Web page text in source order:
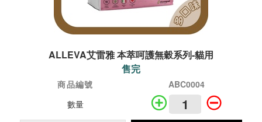
ALLEVA艾雷雅 本萃呵護無穀系列-貓用
售完
商品編號
ABC0004
數量